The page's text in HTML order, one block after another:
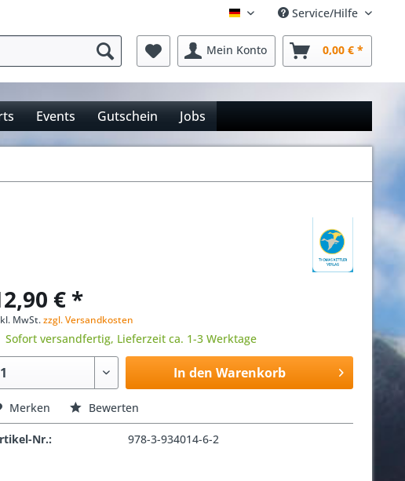
Deutsch Service/Hilfe
Mein Konto 0,00 € *
Events Gutschein Jobs
€ *
MwSt.zzgl. Versandkosten
Sofort versandfertig, Lieferzeit ca. 1-3 Werktage
In den Warenkorb
Merken Bewerten
Nr.: 978-3-934014-6-2